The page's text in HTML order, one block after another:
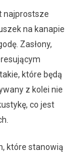
najprostsze
na kanapie
Zasłony,
które będą
z kolei nie
co jest
które stanowią